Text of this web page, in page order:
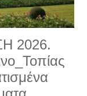
2026.